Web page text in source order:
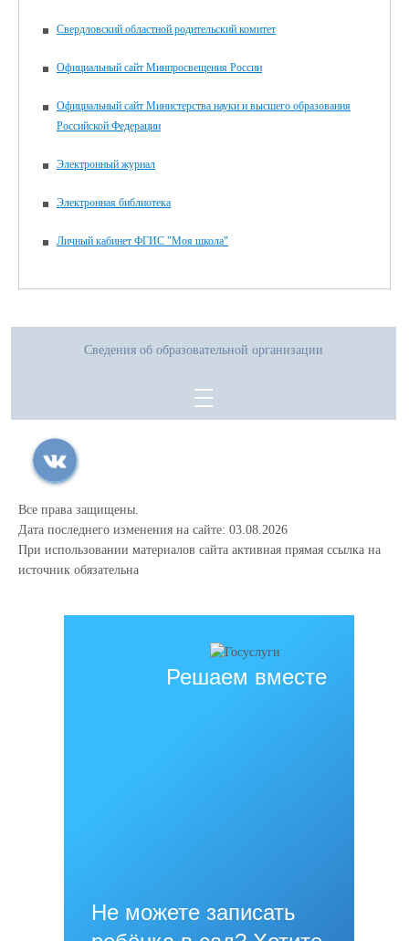
Свердловский областной родительский комитет
Официальный сайт Минпросвещения России
Официальный сайт Министерства науки и высшего образования
Российской Федерации
Электронный журнал
Электронная библиотека
Личный кабинет ФГИС "Моя школа"
Сведения об образовательной организации
Все права защищены.
Дата последнего изменения на сайте: 03.08.2026
При использовании материалов сайта активная прямая ссылка на
источник обязательна
Решаем вместе
Не можете записать